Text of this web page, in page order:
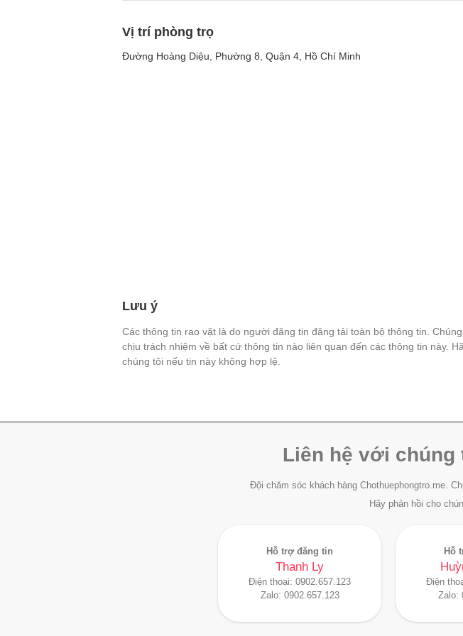
Vị trí phòng trọ
Đường Hoàng Diệu, Phường 8, Quận 4, Hồ Chí Minh
Lưu ý
Các thông tin rao vặt là do người đăng tin đăng tải toàn bộ thông tin.
chịu trách nhiệm về bất cứ thông tin nào liên quan đến các thông tin này.
chúng tôi nếu tin này không hợp lệ.
Liên hệ với chúng
Đội chăm sóc khách hàng Chothuephongtro.me.
Hãy phản hồi cho
Hỗ trợ đăng tin
Thanh Ly
Điện thoại: 0902.657.123
Zalo: 0902.657.123
Hỗ
Điện
Zalo: